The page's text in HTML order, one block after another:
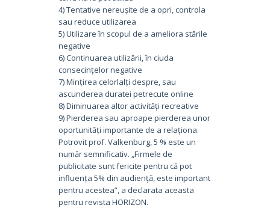
4) Tentative nereușite de a opri, controla
sau reduce utilizarea
5) Utilizare în scopul de a ameliora stările
negative
6) Continuarea utilizării, în ciuda
consecințelor negative
7) Mințirea celorlalți despre, sau
ascunderea duratei petrecute online
8) Diminuarea altor activități recreative
9) Pierderea sau aproape pierderea unor
oportunități importante de a relaționa.
Potrovit prof. Valkenburg, 5 % este un
număr semnificativ. „Firmele de
publicitate sunt fericite pentru că pot
influența 5% din audiență, este important
pentru acestea”, a declarata aceasta
pentru revista HORIZON.